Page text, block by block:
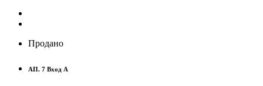
Продано
АП. 7 Вход A